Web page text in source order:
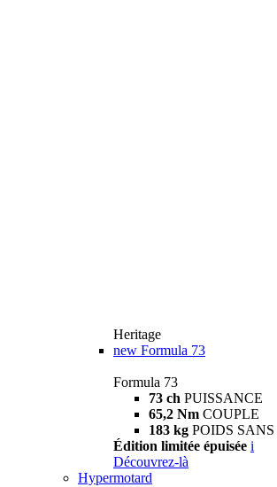
Heritage
new Formula 73
Formula 73
73 ch PUISSANCE
65,2 Nm COUPLE
183 kg POIDS
Édition limitée épuisée i
Découvrez-là
Hypermotard